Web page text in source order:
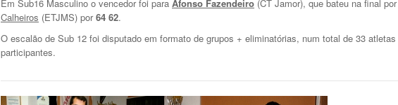
Em Sub16 Masculino o vencedor foi para Afonso Fazendeiro (CT Jamor), que bateu na final por
Calheiros (ETJMS) por64 62.
O escalão de Sub 12 foi disputado em formato de grupos + eliminatórias, num total de 33 atletas
participantes.